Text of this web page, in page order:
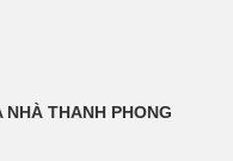
THANH PHONG